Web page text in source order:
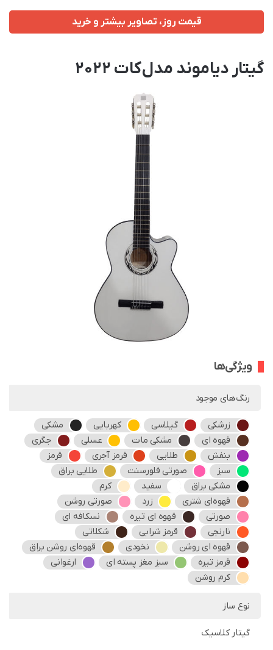
قیمت روز، تصاویر بیشتر و خرید
گیتار دیاموند مدل کات 2022
ویژگی‌ها
رنگ‌های موجود
زرشکی گیلاسی کهربایی
مشکی
قهوه ای
مشکی مات عسلی
جگری
بنفش
طلایی قرمز آجری
قرمز
سبز
صورتی فلورسنت
طلایی براق
مشکی براق
سفید
کرم
قهوه‌ای شتری
زرد
صورتی روشن
صورتی
قهوه ای تیره
نسکافه ای
نارنجی
قرمز شرابی
شکلاتی
قهوه ای روشن
نخودی
قهوه‌ای روشن براق
قرمز تیره
سبز مغز پسته ای
ارغوانی
کرم روشن
نوع ساز
گیتار کلاسیک